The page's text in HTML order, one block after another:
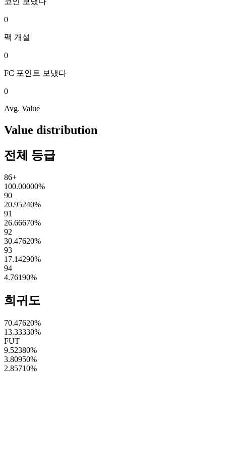
0
팩 개설
0
FC 포인트 보냈다
0
Avg. Value
Value distribution
전체 등급
86+
100.00000%
90
20.95240%
91
26.66670%
92
30.47620%
93
17.14290%
94
4.76190%
희귀도
70.47620%
13.33330%
FUT
9.52380%
3.80950%
2.85710%